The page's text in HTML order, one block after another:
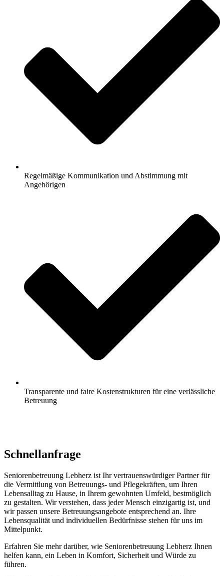
Regelmäßige Kommunikation und Abstimmung mit
Angehörigen
Transparente und faire Kostenstrukturen für eine verlässliche
Betreuung
Schnell­anfrage
Seniorenbetreuung Lebherz ist Ihr vertrauenswürdiger Partner für
die Vermittlung von Betreuungs- und Pflegekräften, um Ihren
Lebensalltag zu Hause, in Ihrem gewohnten Umfeld, bestmöglich
zu gestalten. Wir verstehen, dass jeder Mensch einzigartig ist, und
wir passen unsere Betreuungsangebote entsprechend an. Ihre
Lebensqualität und individuellen Bedürfnisse stehen für uns im
Mittelpunkt.
Erfahren Sie mehr darüber, wie Seniorenbetreuung Lebherz Ihnen
helfen kann, ein Leben in Komfort, Sicherheit und Würde zu
führen.